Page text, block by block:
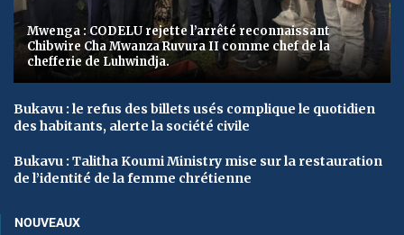
Mwenga : CODELU rejette l’arrêté reconnaissant
Chibwire Cha Mwanza Ruvura II comme chef de la
chefferie de Luhwindja.
Bukavu : le refus des billets usés complique le quotidien
des habitants, alerte la société civile
Bukavu : Talitha Koumi Ministry mise sur la restauration
de l’identité de la femme chrétienne
NOUVEAUX